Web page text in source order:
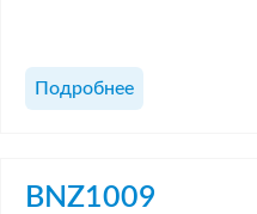
Подробнее
BNZ1009